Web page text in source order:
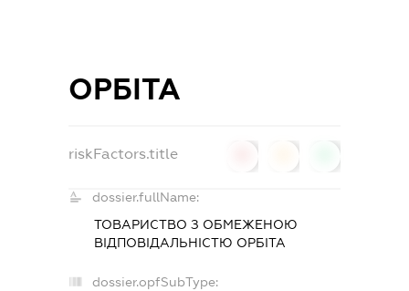
ОРБІТА
riskFactors.title
dossier.fullName:
ТОВАРИСТВО З ОБМЕЖЕНОЮ
ВІДПОВІДАЛЬНІСТЮ ОРБІТА
dossier.opfSubType: